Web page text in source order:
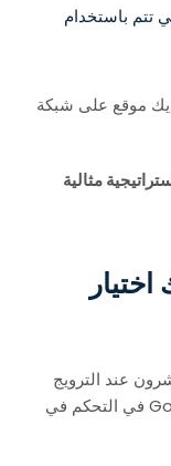
تتم باستخدام
موقع على شبكة
مثالية
عند الترويج
للإعلانات باستخدام خدمات مثل إعلانات Google في التحكم في